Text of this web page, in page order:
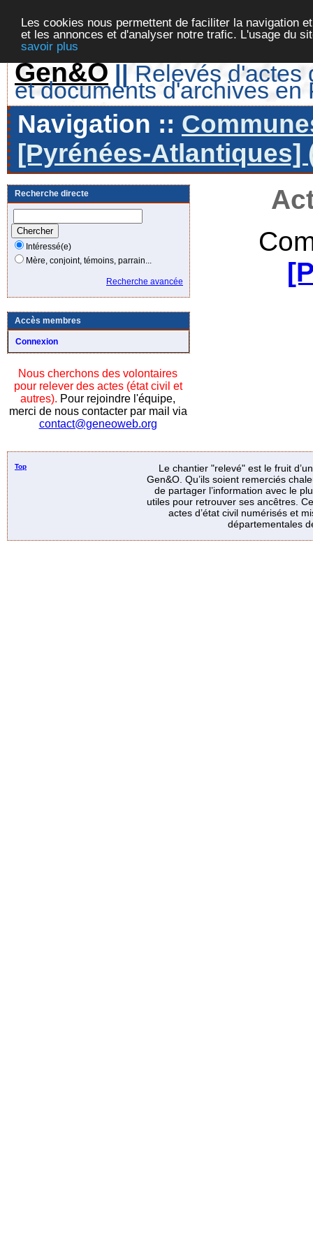
Les cookies nous permettent de faciliter la navigation
et les annonces et d'analyser notre trafic. L'usage du
savoir plus
Gen&O || Relevés d'actes
et documents d'archives en
Navigation ::
[Pyrénées-Atlantiques]
Recherche directe
Intéressé(e)
Mère, conjoint, témoins, parrain...
Recherche avancée
Accès membres
Connexion
Nous cherchons des volontaires
pour relever des actes (état civil et
autres). Pour rejoindre l'équipe,
merci de nous contacter par mail via
contact@geneoweb.org
Top
Le chantier "relevé" est le fruit
Gen&O. Qu’ils soient remerciés
de partager l’information avec le
utiles pour retrouver ses ancêtres.
actes d’état civil numérisés et
départementales